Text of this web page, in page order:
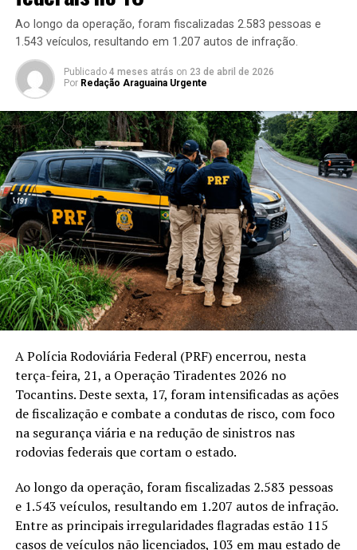
Ao longo da operação, foram fiscalizadas 2.583 pessoas e
1.543 veículos, resultando em 1.207 autos de infração.
Publicado 4 meses atrás on 23 de abril de 2026
Por Redação Araguaina Urgente
A Polícia Rodoviária Federal (PRF) encerrou, nesta
terça-feira, 21, a Operação Tiradentes 2026 no
Tocantins. Deste sexta, 17, foram intensificadas as ações
de fiscalização e combate a condutas de risco, com foco
na segurança viária e na redução de sinistros nas
rodovias federais que cortam o estado.
Ao longo da operação, foram fiscalizadas 2.583 pessoas
e 1.543 veículos, resultando em 1.207 autos de infração.
Entre as principais irregularidades flagradas estão 115
casos de veículos não licenciados, 103 em mau estado de